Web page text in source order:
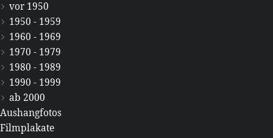
vor 1950
1950 - 1959
1960 - 1969
1970 - 1979
1980 - 1989
1990 - 1999
ab 2000
Aushangfotos
Filmplakate